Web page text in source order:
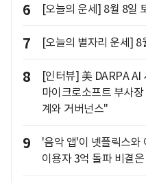
6 [오늘의 운세] 8월 8일
7 [오늘의 별자리 운세] 8
8
[인터뷰] 美 DARPA AI
마이크로소프트 부사
계와 거버넌스"
9
'음악 앱'이 넷플릭스
이용자 3억 돌파 비결은